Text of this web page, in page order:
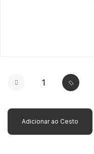
Adicionar ao Cesto